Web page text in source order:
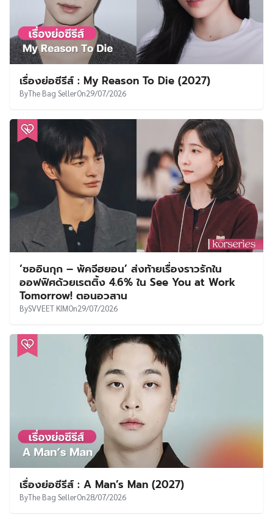
เรื่องย่อซีรีส์ : My Reason To Die (2027)
ByThe Bag SellerOn29/07/2026
‘ซออินกุก – พัคจีฮยอน’ ส่งท้ายเรื่องราวรักใน
ออฟฟิศด้วยเรตติ้ง 4.6% ใน See You at Work
Tomorrow! ตอนอวสาน
BySVVEET KIMOn29/07/2026
เรื่องย่อซีรีส์ : A Man’s Man (2027)
ByThe Bag SellerOn28/07/2026